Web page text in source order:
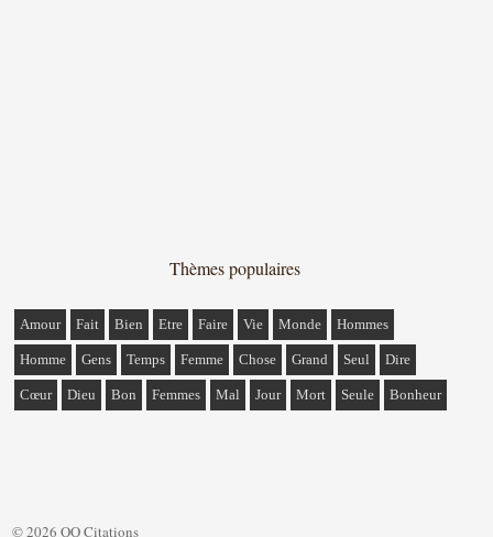
Thèmes populaires
Amour Fait Bien Etre Faire Vie Monde Hommes
Homme Gens Temps Femme Chose Grand Seul Dire
Cœur Dieu Bon Femmes Mal Jour Mort Seule Bonheur
© 2026 QQ Citations